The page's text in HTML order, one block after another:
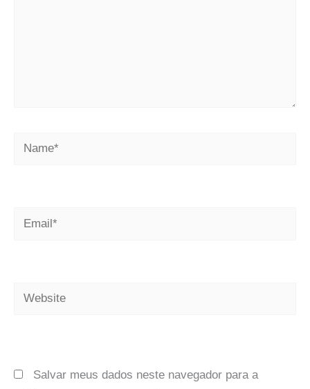
Name*
Email*
Website
Salvar meus dados neste navegador para a